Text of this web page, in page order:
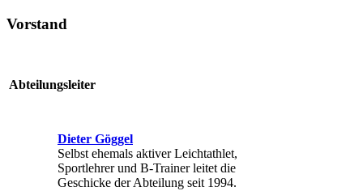
Vorstand
Abteilungsleiter
Dieter Göggel
Selbst ehemals aktiver Leichtathlet,
Sportlehrer und B-Trainer leitet die
Geschicke der Abteilung seit 1994.